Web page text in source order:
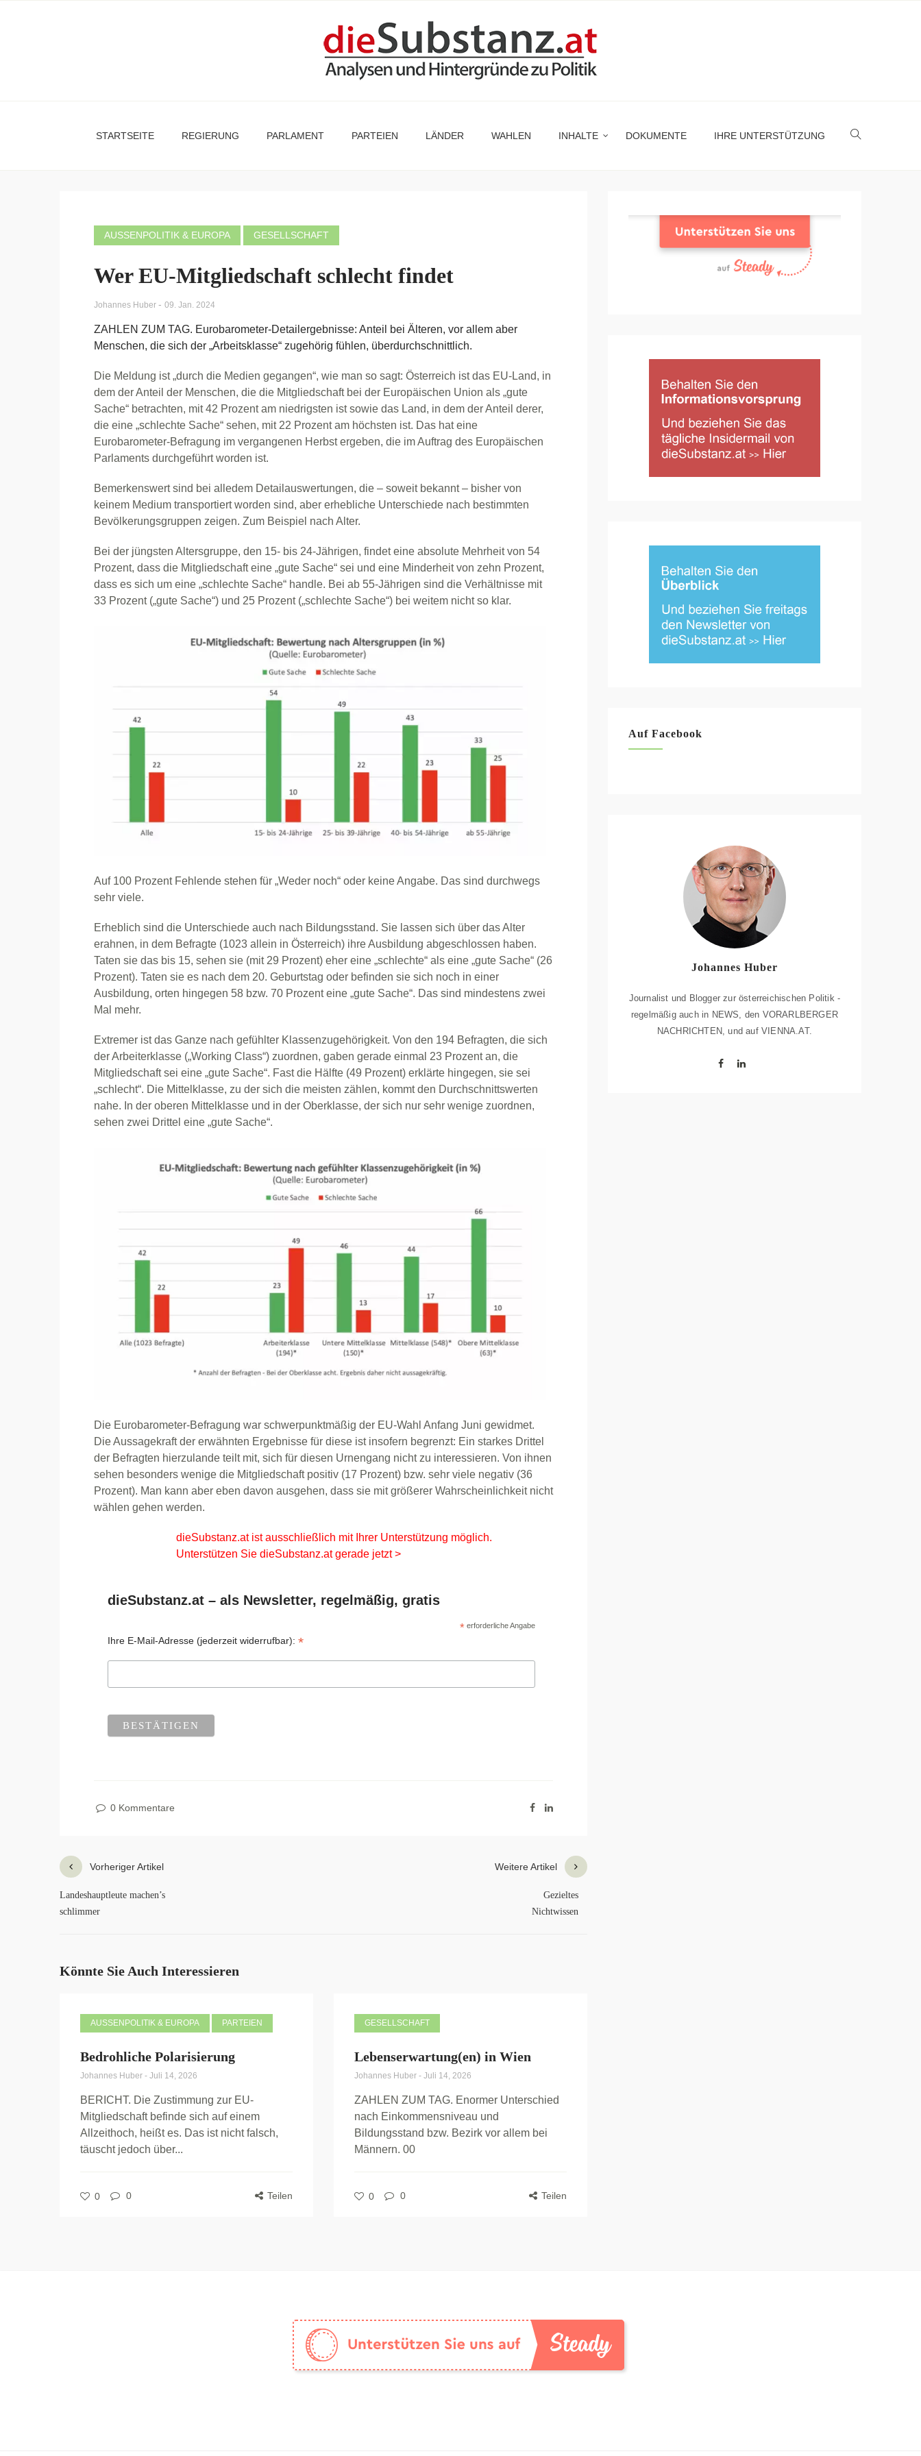
STARTSEITE REGIERUNG PARLAMENT PARTEIEN LÄNDER WAHLEN INHALTE DOKUMENTE IHRE UNTERSTÜTZUNG
AUSSENPOLITIK & EUROPA GESELLSCHAFT
Wer EU-Mitgliedschaft schlecht findet
Johannes Huber - 09. Jan. 2024
ZAHLEN ZUM TAG. Eurobarometer-Detailergebnisse: Anteil bei Älteren, vor allem aber
Menschen, die sich der „Arbeitsklasse“ zugehörig fühlen, überdurchschnittlich.
Die Meldung ist „durch die Medien gegangen“, wie man so sagt: Österreich ist das EU-Land, in
dem der Anteil der Menschen, die die Mitgliedschaft bei der Europäischen Union als „gute
Sache“ betrachten, mit 42 Prozent am niedrigsten ist sowie das Land, in dem der Anteil derer,
die eine „schlechte Sache“ sehen, mit 22 Prozent am höchsten ist. Das hat eine
Eurobarometer-Befragung im vergangenen Herbst ergeben, die im Auftrag des Europäischen
Parlaments durchgeführt worden ist.
Bemerkenswert sind bei alledem Detailauswertungen, die – soweit bekannt – bisher von
keinem Medium transportiert worden sind, aber erhebliche Unterschiede nach bestimmten
Bevölkerungsgruppen zeigen. Zum Beispiel nach Alter.
Bei der jüngsten Altersgruppe, den 15- bis 24-Jährigen, findet eine absolute Mehrheit von 54
Prozent, dass die Mitgliedschaft eine „gute Sache“ sei und eine Minderheit von zehn Prozent,
dass es sich um eine „schlechte Sache“ handle. Bei ab 55-Jährigen sind die Verhältnisse mit
33 Prozent („gute Sache“) und 25 Prozent („schlechte Sache“) bei weitem nicht so klar.
Auf 100 Prozent Fehlende stehen für „Weder noch“ oder keine Angabe. Das sind durchwegs
sehr viele.
Erheblich sind die Unterschiede auch nach Bildungsstand. Sie lassen sich über das Alter
erahnen, in dem Befragte (1023 allein in Österreich) ihre Ausbildung abgeschlossen haben.
Taten sie das bis 15, sehen sie (mit 29 Prozent) eher eine „schlechte“ als eine „gute Sache“ (26
Prozent). Taten sie es nach dem 20. Geburtstag oder befinden sie sich noch in einer
Ausbildung, orten hingegen 58 bzw. 70 Prozent eine „gute Sache“. Das sind mindestens zwei
Mal mehr.
Extremer ist das Ganze nach gefühlter Klassenzugehörigkeit. Von den 194 Befragten, die sich
der Arbeiterklasse („Working Class“) zuordnen, gaben gerade einmal 23 Prozent an, die
Mitgliedschaft sei eine „gute Sache“. Fast die Hälfte (49 Prozent) erklärte hingegen, sie sei
„schlecht“. Die Mittelklasse, zu der sich die meisten zählen, kommt den Durchschnittswerten
nahe. In der oberen Mittelklasse und in der Oberklasse, der sich nur sehr wenige zuordnen,
sehen zwei Drittel eine „gute Sache“.
Die Eurobarometer-Befragung war schwerpunktmäßig der EU-Wahl Anfang Juni gewidmet.
Die Aussagekraft der erwähnten Ergebnisse für diese ist insofern begrenzt: Ein starkes Drittel
der Befragten hierzulande teilt mit, sich für diesen Urnengang nicht zu interessieren. Von ihnen
sehen besonders wenige die Mitgliedschaft positiv (17 Prozent) bzw. sehr viele negativ (36
Prozent). Man kann aber eben davon ausgehen, dass sie mit größerer Wahrscheinlichkeit nicht
wählen gehen werden.
dieSubstanz.at ist ausschließlich mit Ihrer Unterstützung möglich.
Unterstützen Sie dieSubstanz.at gerade jetzt >
dieSubstanz.at – als Newsletter, regelmäßig, gratis
* erforderliche Angabe
Ihre E-Mail-Adresse (jederzeit widerrufbar):*
0 Kommentare
Vorheriger Artikel
Landeshauptleute machen’s
schlimmer
Weitere Artikel
Gezieltes
Nichtwissen
Könnte Sie Auch Interessieren
AUSSENPOLITIK & EUROPA PARTEIEN
Bedrohliche Polarisierung
Johannes Huber - Juli 14, 2026
BERICHT. Die Zustimmung zur EU-
Mitgliedschaft befinde sich auf einem
Allzeithoch, heißt es. Das ist nicht falsch,
täuscht jedoch über...
0 0 Teilen
GESELLSCHAFT
Lebenserwartung(en) in Wien
Johannes Huber - Juli 14, 2026
ZAHLEN ZUM TAG. Enormer Unterschied
nach Einkommensniveau und
Bildungsstand bzw. Bezirk vor allem bei
Männern. 00
0 0 Teilen
Auf Facebook
Johannes Huber
Journalist und Blogger zur österreichischen Politik -
regelmäßig auch in NEWS, den VORARLBERGER
NACHRICHTEN, und auf VIENNA.AT.